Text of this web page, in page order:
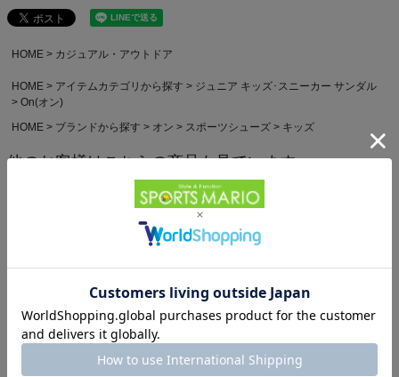
HOME カジュアル・アウトドア
HOME アイテムカテゴリから探す
ジュニア キッズ･スニーカー サンダル
On(オン)
HOME
ブランドから探す オン スポーツシューズ キッズ
他のお客様はこちらの商品も見ています
オン ザ ロジャー アドバ
ンテージ On THE
ROGER Advantage
オン ロジャー アドバン
テージ On THE ROGER
Advantage
20,900円（税込）
ンテージ On THE
ROGER Advantage
20,900円（税込）